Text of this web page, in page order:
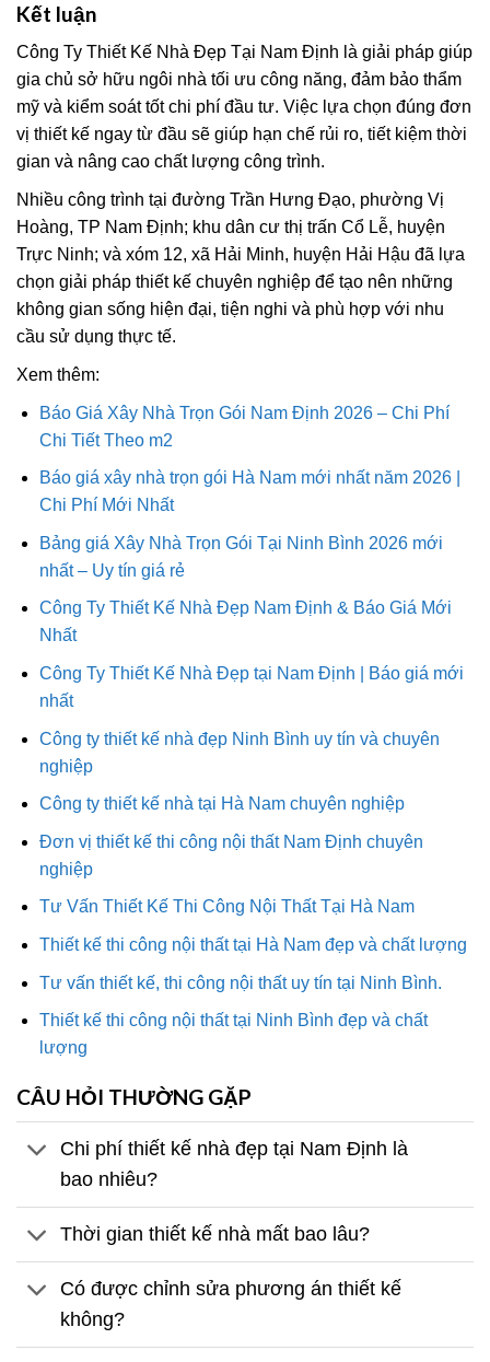
Kết luận
Công Ty Thiết Kế Nhà Đẹp Tại Nam Định là giải pháp giúp
gia chủ sở hữu ngôi nhà tối ưu công năng, đảm bảo thẩm
mỹ và kiểm soát tốt chi phí đầu tư. Việc lựa chọn đúng đơn
vị thiết kế ngay từ đầu sẽ giúp hạn chế rủi ro, tiết kiệm thời
gian và nâng cao chất lượng công trình.
Nhiều công trình tại đường Trần Hưng Đạo, phường Vị
Hoàng, TP Nam Định; khu dân cư thị trấn Cổ Lễ, huyện
Trực Ninh; và xóm 12, xã Hải Minh, huyện Hải Hậu đã lựa
chọn giải pháp thiết kế chuyên nghiệp để tạo nên những
không gian sống hiện đại, tiện nghi và phù hợp với nhu
cầu sử dụng thực tế.
Xem thêm:
Báo Giá Xây Nhà Trọn Gói Nam Định 2026 – Chi Phí
Chi Tiết Theo m2
Báo giá xây nhà trọn gói Hà Nam mới nhất năm 2026 |
Chi Phí Mới Nhất
Bảng giá Xây Nhà Trọn Gói Tại Ninh Bình 2026 mới
nhất – Uy tín giá rẻ
Công Ty Thiết Kế Nhà Đẹp Nam Định & Báo Giá Mới
Nhất
Công Ty Thiết Kế Nhà Đẹp tại Nam Định | Báo giá mới
nhất
Công ty thiết kế nhà đẹp Ninh Bình uy tín và chuyên
nghiệp
Công ty thiết kế nhà tại Hà Nam chuyên nghiệp
Đơn vị thiết kế thi công nội thất Nam Định chuyên
nghiệp
Tư Vấn Thiết Kế Thi Công Nội Thất Tại Hà Nam
Thiết kế thi công nội thất tại Hà Nam đẹp và chất lượng
Tư vấn thiết kế, thi công nội thất uy tín tại Ninh Bình.
Thiết kế thi công nội thất tại Ninh Bình đẹp và chất
lượng
CÂU HỎI THƯỜNG GẶP
Chi phí thiết kế nhà đẹp tại Nam Định là
bao nhiêu?
Thời gian thiết kế nhà mất bao lâu?
Có được chỉnh sửa phương án thiết kế
không?